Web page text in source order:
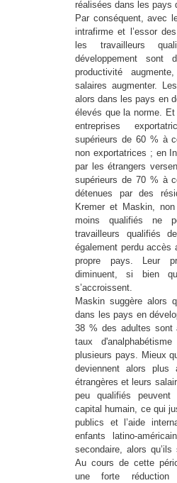
réalisées dans les pays
Par conséquent, avec
intrafirme et l’essor
les travailleurs
développement sont
productivité
salaires augmenter.
alors dans les pays en
élevés que la norme.
entreprises
supérieurs de 60 % à
non exportatrices ; en
par les étrangers
supérieurs de 70 % à
détenues par des
Kremer et Maskin,
moins qualifiés ne
travailleurs qualifiés
également perdu accès
propre pays. Leur
diminuent, si bien
s’accroissent.
Maskin suggère alors
dans les pays en
38 % des adultes sont
taux
plusieurs pays. Mieux
deviennent alors plus
étrangères et leurs
peu qualifiés
capital humain, ce qui
publics et l’aide
enfants latino-
secondaire, alors
Au cours de cette
une forte